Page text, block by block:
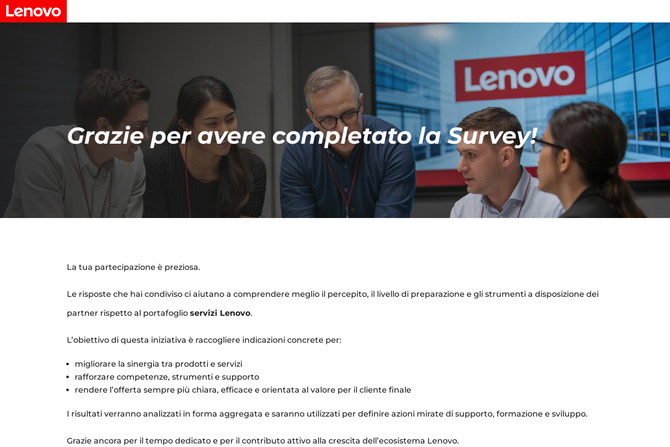
Grazie per avere completato la Survey!
La tua partecipazione è preziosa.
Le risposte che hai condiviso ci aiutano a comprendere meglio il percepito, il livello di preparazione e gli strumenti a disposizione dei
partner rispetto al portafoglioservizi Lenovo.
L’obiettivo di questa iniziativa è raccogliere indicazioni concrete per:
migliorare la sinergia tra prodotti e servizi
rafforzare competenze, strumenti e supporto
rendere l’offerta sempre più chiara, efficace e orientata al valore per il cliente finale
I risultati verranno analizzati in forma aggregata e saranno utilizzati per definire azioni mirate di supporto, formazione e sviluppo.
Grazie ancora per il tempo dedicato e per il contributo attivo alla crescita dell’ecosistema Lenovo.